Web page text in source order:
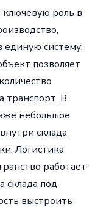
роль в
единую систему.
позволяет
транспорт. В
небольшое
склада
Логистика
работает
склада под
выстроить